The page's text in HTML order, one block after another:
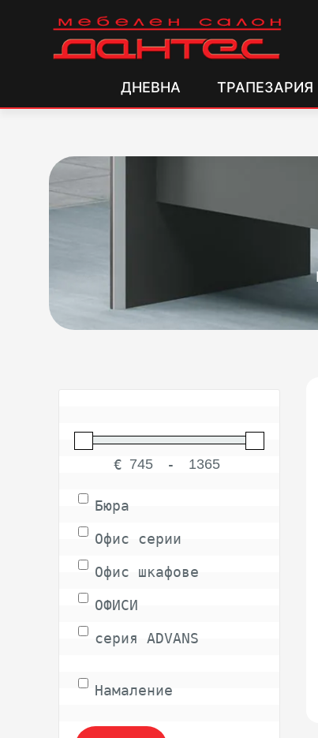
ДНЕВНА ТРАПЕЗАРИЯ
€ Minimum Price
- Maximum Price
Бюра
Офис серии
Офис шкафове
ОФИСИ
серия ADVANS
Намаление